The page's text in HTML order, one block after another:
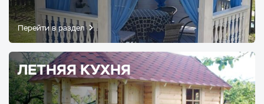
Перейти в раздел
ЛЕТНЯЯ КУХНЯ